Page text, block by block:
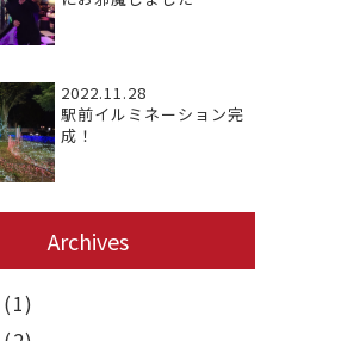
2022.11.28
駅前イルミネーション完
成！
Archives
(1)